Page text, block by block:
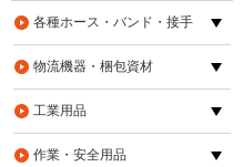
各種ホース・バンド・接手
物流機器・梱包資材
工業用品
作業・安全用品